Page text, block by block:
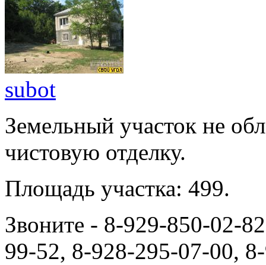
subot
Земельный участок не
чистовую отделку.
Площадь участка: 499.
Звоните - 8-929-850-02-
99-52, 8-928-295-07-00,